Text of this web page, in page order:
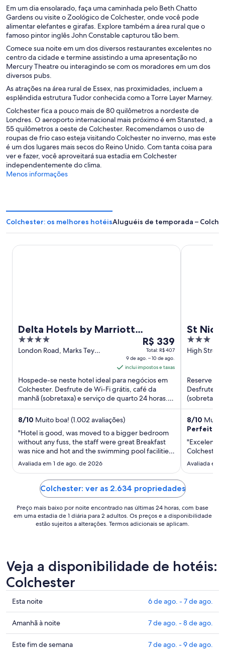
Em um dia ensolarado, faça uma caminhada pelo Beth Chatto
Gardens ou visite o Zoológico de Colchester, onde você pode
alimentar elefantes e girafas. Explore também a área rural que o
famoso pintor inglês John Constable capturou tão bem.
Comece sua noite em um dos diversos restaurantes excelentes no
centro da cidade e termine assistindo a uma apresentação no
Mercury Theatre ou interagindo se com os moradores em um dos
diversos pubs.
As atrações na área rural de Essex, nas proximidades, incluem a
esplêndida estrutura Tudor conhecida como a Torre Layer Marney.
Colchester fica a pouco mais de 80 quilômetros a nordeste de
Londres. O aeroporto internacional mais próximo é em Stansted, a
55 quilômetros a oeste de Colchester. Recomendamos o uso de
roupas de frio caso esteja visitando Colchester no inverno, mas este
é um dos lugares mais secos do Reino Unido. Com tanta coisa para
ver e fazer, você aproveitará sua estadia em Colchester
independentemente do clima.
Menos informações
Colchester: os melhores hotéisAluguéis de temporada –
Delta Hotels by Marriott
Colchester
4
out
London Road, Marks Tey
O
preço
é
de
R$ 339
por
diária
estadia
de
9
ago.
a
10
de
ago..
R$ 339
Total: R$ 407
9 de ago. – 10 de ago.
inclui impostos e taxas
Hospede-se neste hotel ideal para negócios em
Colchester. Desfrute de Wi-Fi grátis, café da
manhã (sobretaxa) e serviço de quarto 24 horas.
Em suas avaliações, ...
8/10 Muito boa! (1.002 avaliações)
"Hotel is good, was moved to a bigger bedroom
without any fuss, the staff were great Breakfast
was nice and hot and the swimming pool facilities
were ok but a little tired Overall I would
recommend this hotel, especially if going to the
zoo, a ten minute drive"
Avaliada em 1 de ago. de 2026
Delta Hotels by Marriott Colchester
St
3
out
High Street
Reserve
Desfrute
(sobretaxa)
(sobretaxa).
8/10 Muito
Perfeita
"Excelente
Colchester,
Avaliada em
St Nicholas
Colchester: ver as 2.634 propriedades
Preço mais baixo por noite encontrado nas últimas 24 horas, com base
em uma estadia de 1 diária para 2 adultos. Os preços e a disponibilidade
estão sujeitos a alterações. Termos adicionais se aplicam.
Veja a disponibilidade de hotéis:
Colchester
Confira
os
preços
em
Colchester
Esta noite 6 de ago. - 7 de ago.
Confira
os
preços
Amanhã à noite 7 de ago. - 8 de ago.
Confira
Este fim de semana 7 de ago. - 9 de ago.